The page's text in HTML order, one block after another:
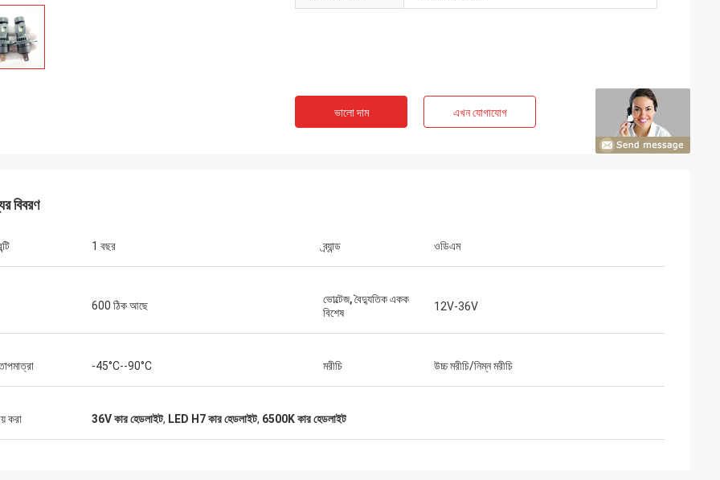
ভালো দাম এখন যোগাযোগ
বিবরণ
1 বছর ব্র্যান্ড ওডিএম
600 ঠিক আছে
ভোল্টেজ, বৈদ্যুতিক একক
বিশেষ
12V-36V
-45°C--90°C মরীচি উচ্চ মরীচি/নিম্ন মরীচি
করা 36V কার হেডলাইট, LED H7 কার হেডলাইট, 6500K কার হেডলাইট